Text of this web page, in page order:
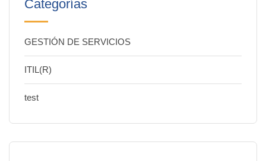
Categorías
GESTIÓN DE SERVICIOS
ITIL(R)
test